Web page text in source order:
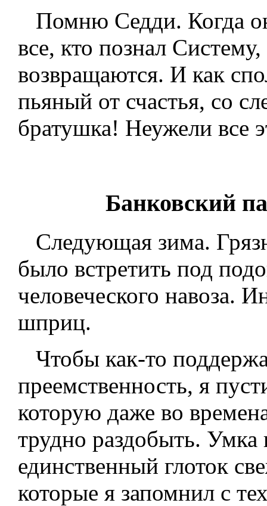
Помню Седди. Когда
все, кто познал
возвращаются. И как
пьяный от счастья, со
братушка! Неужели все
Банковский
Следующая зима.
было встретить под
человеческого навоза.
шприц.
Чтобы как-то
преемственность, я
которую даже во
трудно раздобыть.
единственный глоток
которые я запомнил с